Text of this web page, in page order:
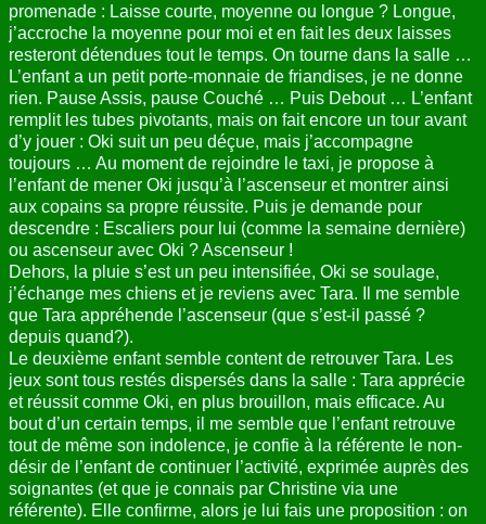
promenade : Laisse courte, moyenne ou longue ? Longue,
j’accroche la moyenne pour moi et en fait les deux laisses
resteront détendues tout le temps. On tourne dans la salle …
L’enfant a un petit porte-monnaie de friandises, je ne donne
rien. Pause Assis, pause Couché … Puis Debout … L’enfant
remplit les tubes pivotants, mais on fait encore un tour avant
d’y jouer : Oki suit un peu déçue, mais j’accompagne
toujours … Au moment de rejoindre le taxi, je propose à
l’enfant de mener Oki jusqu’à l’ascenseur et montrer ainsi
aux copains sa propre réussite. Puis je demande pour
descendre : Escaliers pour lui (comme la semaine dernière)
ou ascenseur avec Oki ? Ascenseur !
Dehors, la pluie s’est un peu intensifiée, Oki se soulage,
j’échange mes chiens et je reviens avec Tara. Il me semble
que Tara appréhende l’ascenseur (que s’est-il passé ?
depuis quand?).
Le deuxième enfant semble content de retrouver Tara. Les
jeux sont tous restés dispersés dans la salle : Tara apprécie
et réussit comme Oki, en plus brouillon, mais efficace. Au
bout d’un certain temps, il me semble que l’enfant retrouve
tout de même son indolence, je confie à la référente le non-
désir de l’enfant de continuer l’activité, exprimée auprès des
soignantes (et que je connais par Christine via une
référente). Elle confirme, alors je lui fais une proposition : on